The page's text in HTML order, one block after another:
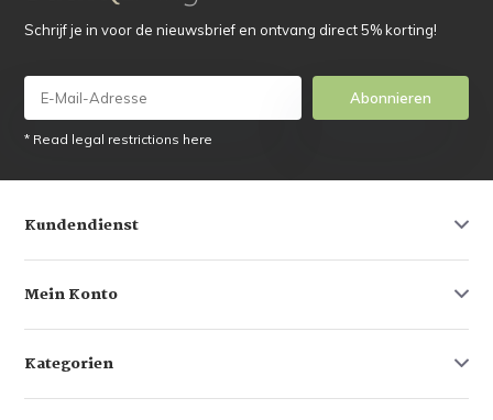
Schrijf je in voor de nieuwsbrief en ontvang direct 5% korting!
Abonnieren
* Read legal restrictions here
Kundendienst
Mein Konto
Kategorien